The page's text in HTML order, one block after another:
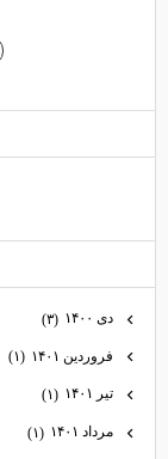
دی ۱۴۰۰ (۳)
فروردین ۱۴۰۱ (۱)
تیر ۱۴۰۱ (۱)
مرداد ۱۴۰۱ (۱)